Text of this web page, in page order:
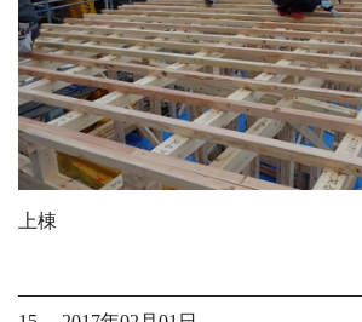
上棟